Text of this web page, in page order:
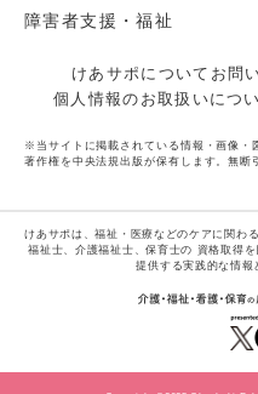
障害者支援・福祉
けあサポについて お問
個人情報のお取扱いにつ
※当サイトに掲載されている情報・画像・
著作権を中央法規出版が保有します。無断
けあサポは、福祉・医療などのケアに関わ
福祉士、介護福祉士、保育士の 資格取得
提供する実践的な情報